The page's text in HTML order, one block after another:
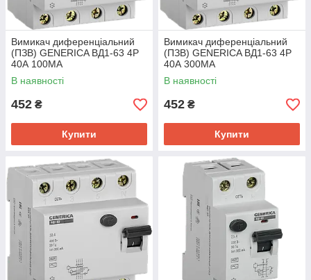
Вимикач диференціальний
(ПЗВ) GENERICA ВД1-63 4Р
40А 100МА
В наявності
452 ₴
Купити
Вимикач диференціальний
(ПЗВ) GENERICA ВД1-63 4Р
40А 300МА
В наявності
452 ₴
Купити